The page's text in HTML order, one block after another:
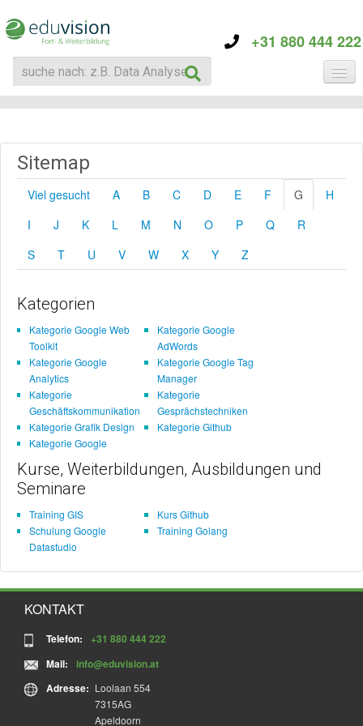
+31 880 444 222
KATEGORIE
KONTAKT
Sitemap
Viel gesucht A B C D E F G
H
I
J K L M N O P Q
R
S
T U V W X Y Z
Kategorien
Kategorie Google Web
Toolkit
Kategorie Google
AdWords
Kategorie Google
Analytics
Kategorie Google Tag
Manager
Kategorie
Geschäftskommunikation
Kategorie
Gesprächstechniken
Kategorie Grafik Design
Kategorie Github
Kategorie Google
Kurse, Weiterbildungen, Ausbildungen und
Seminare
Training GIS
Kurs Github
Schulung Google
Datastudio
Training Golang
KONTAKT
Telefon:
+31 880 444 222
Mail:
info@eduvision.at
Adresse: Loolaan 554
7315AG
Apeldoorn